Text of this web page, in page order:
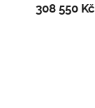
308 550 Kč